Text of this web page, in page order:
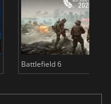
Battlefield 6